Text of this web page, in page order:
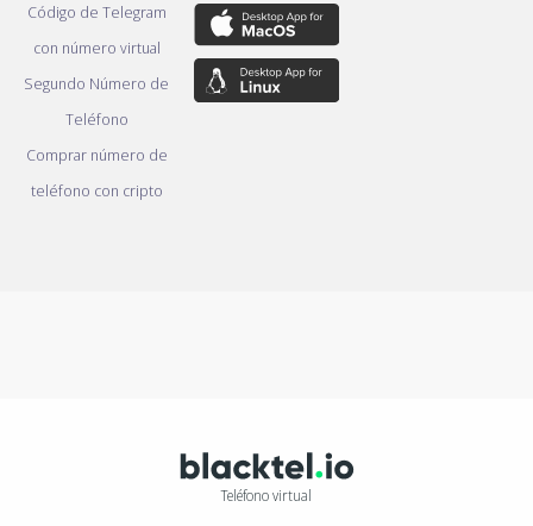
Código de Telegram
con número virtual
Segundo Número de
Teléfono
Comprar número de
teléfono con cripto
Teléfono virtual